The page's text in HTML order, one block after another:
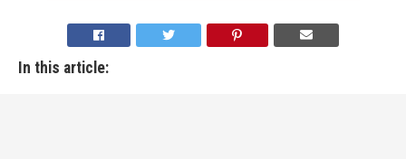
In this article: